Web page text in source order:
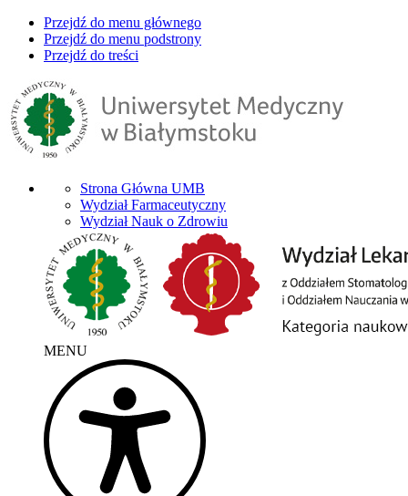
Przejdź do menu głównego
Przejdź do menu podstrony
Przejdź do treści
Strona Główna UMB
Wydział Farmaceutyczny
Wydział Nauk o Zdrowiu
MENU